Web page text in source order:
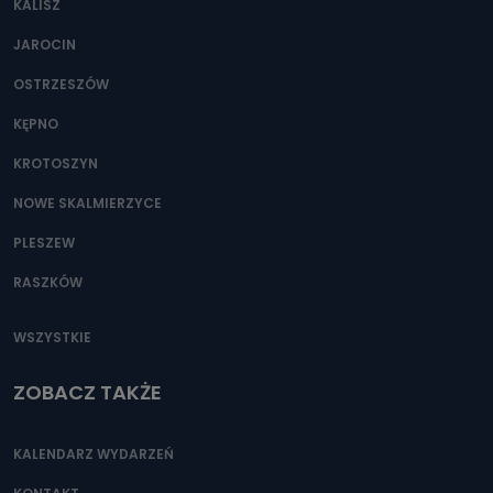
Można to zrobić pod numerem telefonu 62 735-51-05 lub
KALISZ
JAROCIN
OSTRZESZÓW
KĘPNO
KROTOSZYN
NOWE SKALMIERZYCE
PLESZEW
RASZKÓW
WSZYSTKIE
ZOBACZ TAKŻE
KALENDARZ WYDARZEŃ